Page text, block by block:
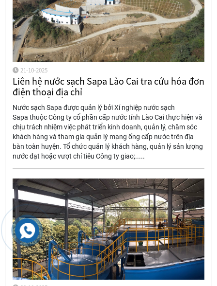
21-10-2025
Liên hệ nước sạch Sapa Lào Cai tra cứu hóa đơn
điện thoại địa chỉ
Nước sạch Sapa được quản lý bởi Xí nghiệp nước sạch
Sapa thuộc Công ty cổ phần cấp nước tỉnh Lào Cai thực hiện và
chịu trách nhiệm việc phát triển kinh doanh, quản lý, chăm sóc
khách hàng và tham gia quản lý mạng ống cấp nước trên địa
bàn toàn huyện. Tổ chức quản lý khách hàng, quản lý sản lượng
nước đạt hoặc vượt chỉ tiêu Công ty giao;.....